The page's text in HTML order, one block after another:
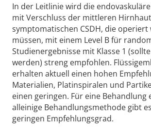
In der Leitlinie wird die
mit Verschluss der mittleren
symptomatischen CSDH, die operiert
müssen, mit einem Level B für
Studienergebnisse mit Klasse 1
werden) streng empfohlen.
erhalten aktuell einen hohen
Materialien, Platinspiralen und
einen geringen. Für eine Behandlung
alleinige Behandlungsmethode gibt
geringen Empfehlungsgrad.